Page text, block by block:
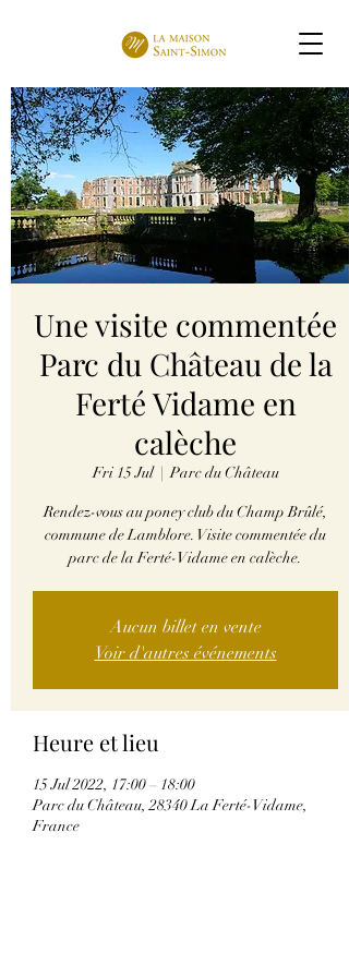
Une visite commentée
Parc du Château de la
Ferté Vidame en
calèche
Fri 15 Jul
  |
Parc du Château
Rendez-vous au poney club du Champ Brûlé,
commune de Lamblore. Visite commentée du
parc de la Ferté-Vidame en calèche.
Aucun billet en vente
Voir d'autres événements
Heure et lieu
15 Jul 2022, 17:00 – 18:00
Parc du Château, 28340 La Ferté-Vidame,
France